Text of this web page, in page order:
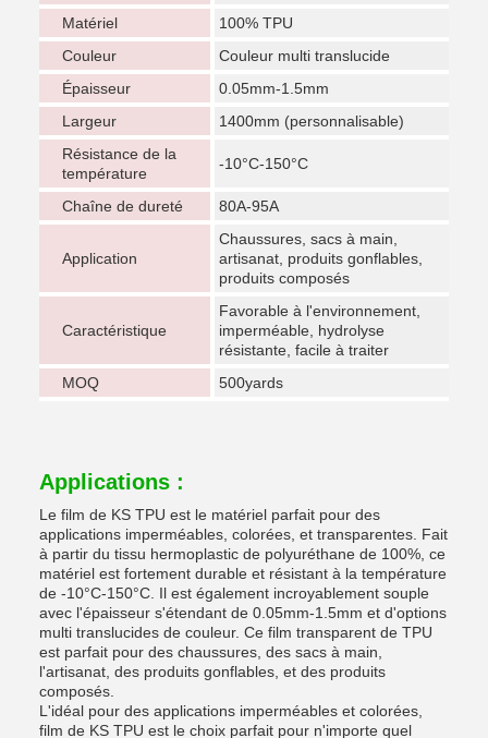
Matériel
100% TPU
Couleur
Couleur multi translucide
Épaisseur
0.05mm-1.5mm
Largeur
1400mm (personnalisable)
Résistance de la
température
-10°C-150°C
Chaîne de dureté 80A-95A
Application
Chaussures, sacs à main,
artisanat, produits gonflables,
produits composés
Caractéristique
Favorable à l'environnement,
imperméable, hydrolyse
résistante, facile à traiter
MOQ
500yards
Applications :
Le film de KS TPU est le matériel parfait pour des
applications imperméables, colorées, et transparentes. Fait
à partir du tissu hermoplastic de polyuréthane de 100%, ce
matériel est fortement durable et résistant à la température
de -10°C-150°C. Il est également incroyablement souple
avec l'épaisseur s'étendant de 0.05mm-1.5mm et d'options
multi translucides de couleur. Ce film transparent de TPU
est parfait pour des chaussures, des sacs à main,
l'artisanat, des produits gonflables, et des produits
composés.
L'idéal pour des applications imperméables et colorées,
film de KS TPU est le choix parfait pour n'importe quel